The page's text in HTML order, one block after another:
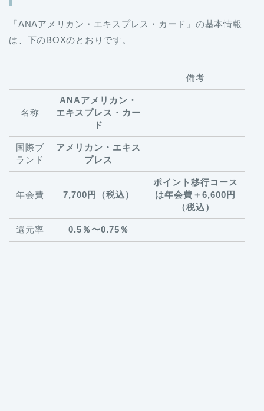
『ANAアメリカン・エキスプレス・カード』の基本情報
は、下のBOXのとおりです。
備考
名称
ANAアメリカン・
エキスプレス・カー
ド
国際ブ
ランド
アメリカン・エキス
プレス
年会費 7,700円（税込）
ポイント移行コース
は年会費＋6,600円
（税込）
還元率 0.5％〜0.75％